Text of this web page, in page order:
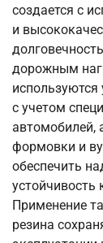
создается с
и
дорожным
с учетом
автомобилей,
формовки и
обеспечить
устойчивость
Применение
резина